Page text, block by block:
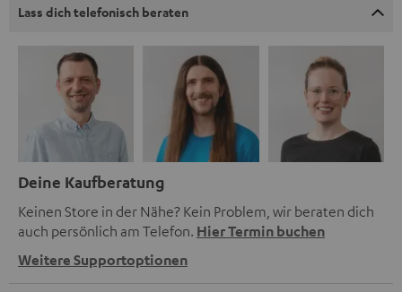
Lass dich telefonisch beraten
Deine Kaufberatung
Keinen Store in der Nähe? Kein Problem, wir beraten dich
auch persönlich am Telefon. Hier Termin buchen
Weitere Supportoptionen